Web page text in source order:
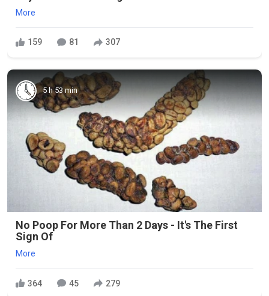
More
159 81 307
5 h 53 min
No Poop For More Than 2 Days - It's The First
Sign Of
More
364 45 279